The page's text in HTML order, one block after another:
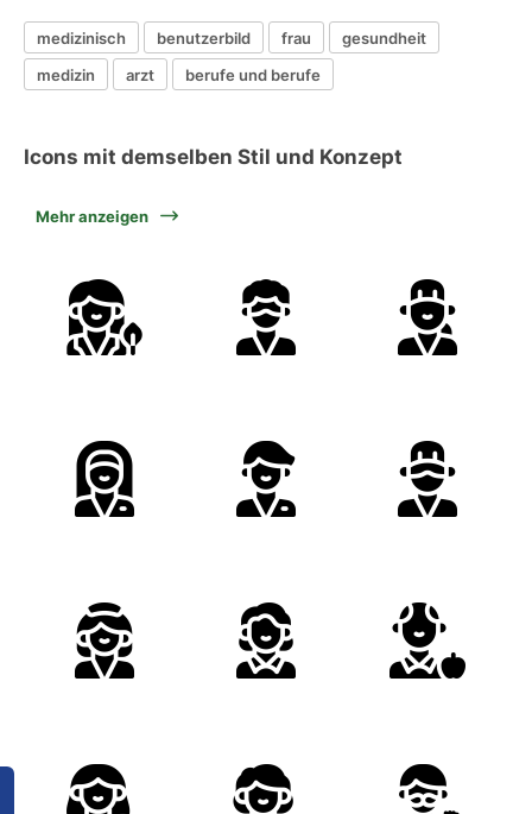
medizinisch benutzerbild frau
gesundheit
medizin
arzt berufe und berufe
Icons mit demselben Stil und Konzept
Mehr anzeigen